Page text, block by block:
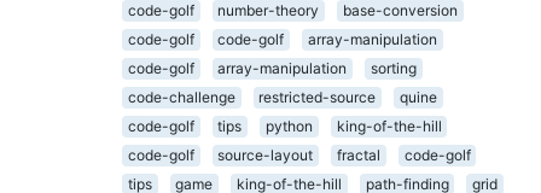
code-golf
number-theory
base-conversion
code-golf
code-golf
array-manipulation
code-golf
array-manipulation
sorting
code-challenge
restricted-source
quine
code-golf
tips python
king-of-the-hill
code-golf
source-layout fractal
code-golf
tips
game king-of-the-hill path-finding
grid